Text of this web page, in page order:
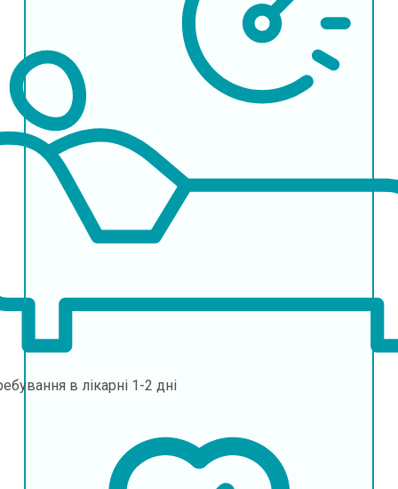
в лікарні 1-2 дні